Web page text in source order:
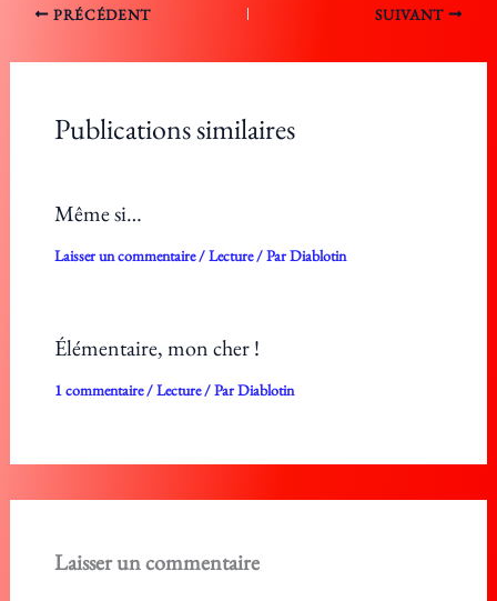
PRÉCÉDENT SUIVANT
Publications similaires
Même si…
Laisser un commentaire/Lecture/ ParDiablotin
Élémentaire, mon cher !
1 commentaire/Lecture/ ParDiablotin
Laisser un commentaire